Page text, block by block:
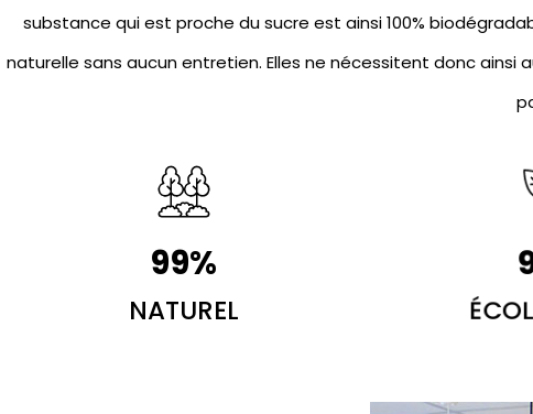
substance qui est proche du sucre est ainsi 100%
naturelle sans aucun entretien. Elles ne nécessitent donc
NATUREL
100%